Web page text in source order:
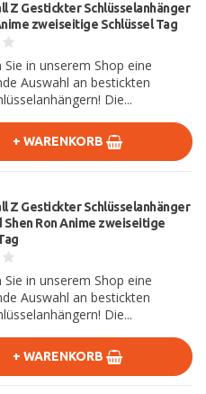
Z Gestickter Schlüsselanhänger
zweiseitige Schlüssel Tag
Sie in unserem Shop eine
Auswahl an bestickten
Die...
+ WARENKORB
Z Gestickter Schlüsselanhänger
Shen Ron Anime zweiseitige
Sie in unserem Shop eine
Auswahl an bestickten
Die...
+ WARENKORB